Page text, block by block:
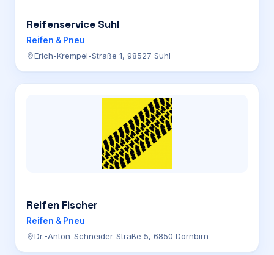
Reifenservice Suhl
Reifen & Pneu
Erich-Krempel-Straße 1, 98527 Suhl
Reifen Fischer
Reifen & Pneu
Dr.-Anton-Schneider-Straße 5, 6850 Dornbirn